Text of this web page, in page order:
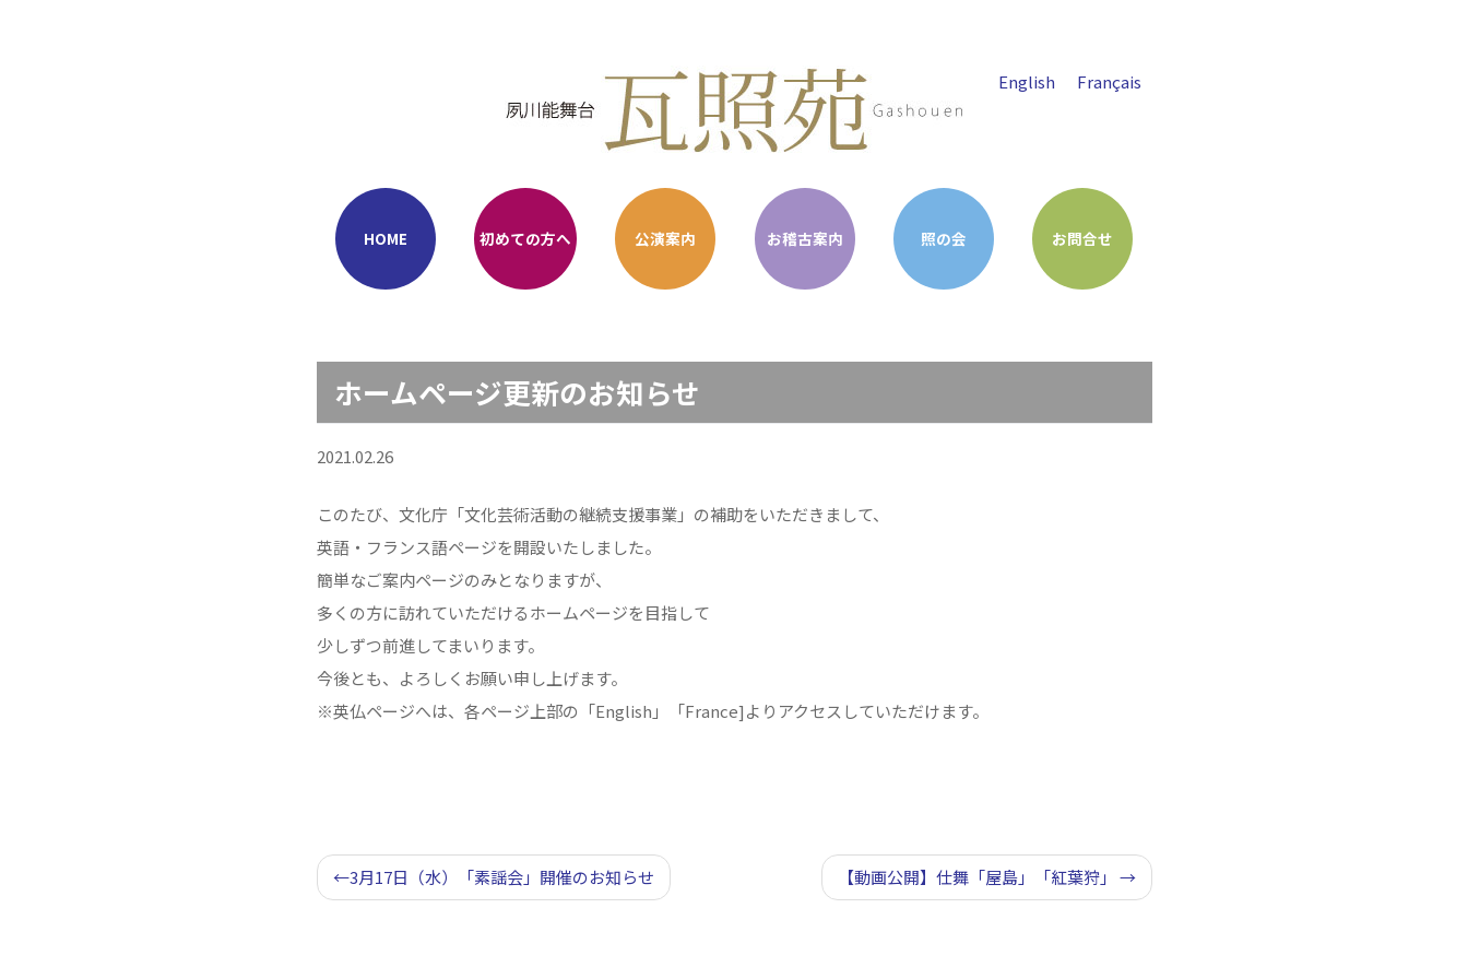
English Français
HOME 初めての方へ 公演案内 お稽古案内 照の会 お問合せ
ホームページ更新のお知らせ
2021.02.26
このたび、文化庁「文化芸術活動の継続支援事業」の補助をいただきまして、
英語・フランス語ページを開設いたしました。
簡単なご案内ページのみとなりますが、
多くの方に訪れていただけるホームページを目指して
少しずつ前進してまいります。
今後とも、よろしくお願い申し上げます。
※英仏ページへは、各ページ上部の「English」「France]よりアクセスしていただけます。
投 3月17日（水）「素謡会」開催のお知らせ 【動画公開】仕舞「屋島」「紅葉狩」